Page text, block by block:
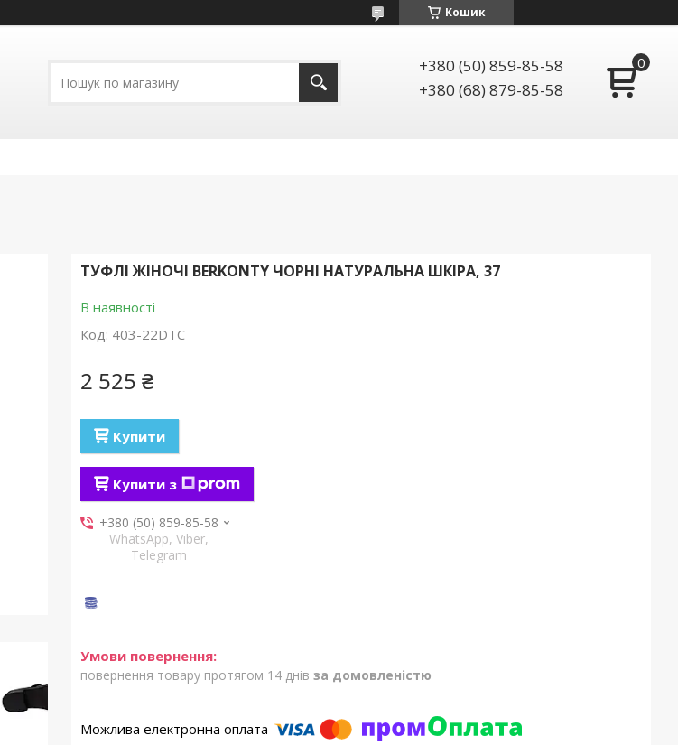
Кошик
+380 (50) 859-85-58
+380 (68) 879-85-58
ТУФЛІ ЖІНОЧІ BERKONTY ЧОРНІ НАТУРАЛЬНА ШКІРА, 37
В наявності
Код: 403-22DTC
2 525 ₴
Купити
Купити з
+380 (50) 859-85-58
WhatsApp, Viber,
Telegram
повернення товару протягом 14 днів за домовленістю